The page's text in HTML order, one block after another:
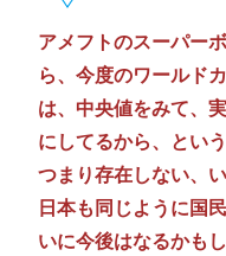
アメフトのスーパー
ら、今度のワールド
は、中央値をみて、
にしてるから、とい
つまり存在しない、
日本も同じように国
いに今後はなるかも